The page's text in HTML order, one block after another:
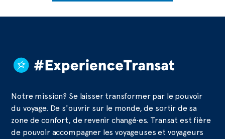
Notre mission? Se laisser transformer par le pouvoir
du voyage. De s'ouvrir sur le monde, de sortir de sa
zone de confort, de revenir changé·es. Transat est fière
de pouvoir accompagner les voyageuses et voyageurs